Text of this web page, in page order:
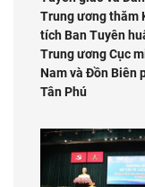
Trung ương thăm
tích Ban Tuyên
Trung ương Cục
Nam và Đồn Biên
Tân Phú